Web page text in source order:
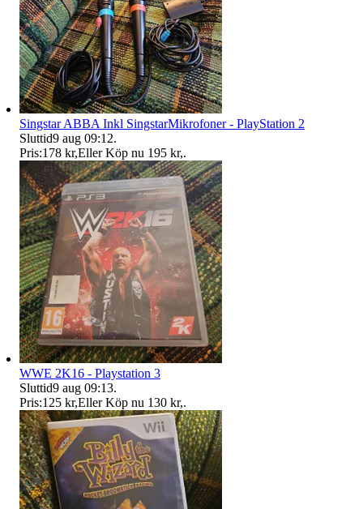
Singstar ABBA Inkl SingstarMikrofoner - PlayStation 2
Sluttid9 aug 09:12.
Pris:178 kr,Eller Köp nu 195 kr,.
WWE 2K16 - Playstation 3
Sluttid9 aug 09:13.
Pris:125 kr,Eller Köp nu 130 kr,.